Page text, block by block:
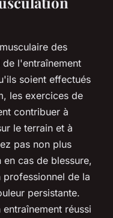
des
de l'entraînement
soient effectués
les exercices de
contribuer à
le terrain et à
pas non plus
cas de blessure,
de la
persistante.
réussi